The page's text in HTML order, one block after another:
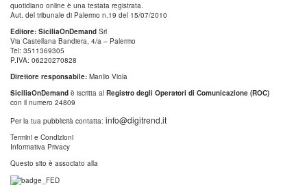
quotidiano online è una testata registrata.
Aut. del tribunale di Palermo n.19 del 15/07/2010
Editore: SiciliaOnDemand Srl
Via Castellana Bandiera, 4/a – Palermo
Tel: 3511369305
P.IVA: 06220270828
Direttore responsabile: Manlio Viola
SiciliaOnDemand è iscritta al Registro degli Operatori di Comunicazione (ROC)
con il numero 24809
Per la tua pubblicità contatta: info@digitrend.it
Termini e Condizioni
Informativa Privacy
Questo sito è associato alla